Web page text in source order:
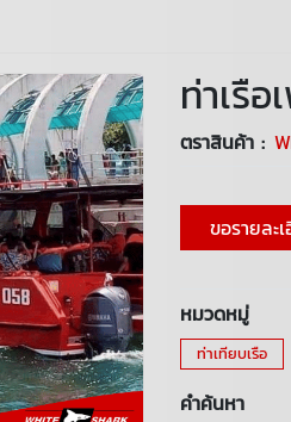
ท่าเรือ
ตราสินค้า :
ขอรายละ
หมวดหมู่
ท่าเทียบเรือ
คำค้นหา